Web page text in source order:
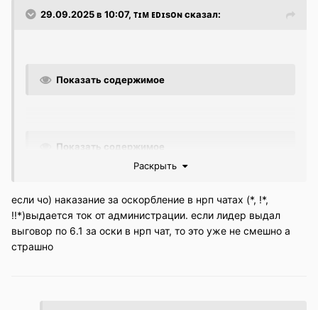
29.09.2025 в 10:07, ᴛɪᴍ ᴇᴅɪsᴏɴсказал:
Показать содержимое
Показать содержимое
решил спросить у директора о его намерениях в чате
нонРП !!* за что мне прилетает выговор по причине 6.1
(оскорбление директора, министра) и меня моментально
Раскрыть
если чо) наказание за оскорбление в нрп чатах (*, !*,
!!*)выдается ток от администрации. если лидер выдал
выговор по 6.1 за оски в нрп чат, то это уже не смешно а
страшно